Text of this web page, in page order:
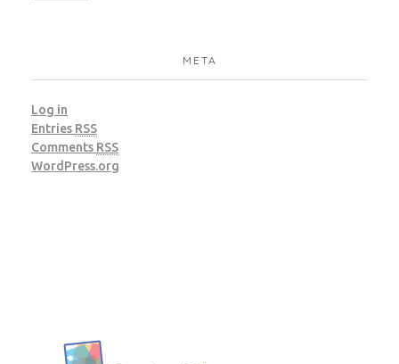
META
Log in
Entries RSS
Comments RSS
WordPress.org